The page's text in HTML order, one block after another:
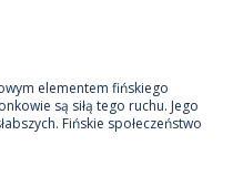
ele­men­tem fińs­kiego
są siłą tego ruchu. Jego
Fińs­kie społeczeństwo